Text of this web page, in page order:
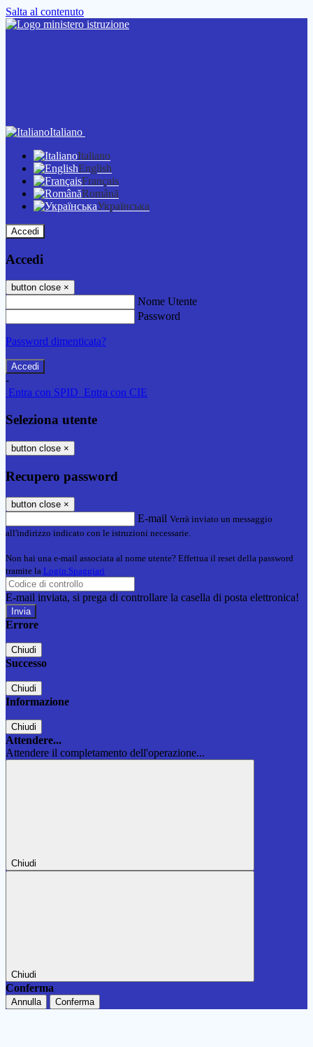
Salta al contenuto
Italiano
Italiano
English
Français
Română
Українська
Accedi
Accedi
button close ×
Nome Utente
Password
Password dimenticata?
-
Entra con SPID Entra con CIE
Seleziona utente
button close ×
Recupero password
button close ×
E-mail Verrà inviato un messaggio
all'indirizzo indicato con le istruzioni necessarie.
Non hai una e-mail associata al nome utente? Effettua il reset della password
tramite la Login Spaggiari
E-mail inviata, si prega di controllare la casella di posta elettronica!
Errore
Chiudi
Successo
Chiudi
Informazione
Chiudi
Attendere...
Attendere il completamento dell'operazione...
Chiudi
Chiudi
Conferma
Annulla Conferma